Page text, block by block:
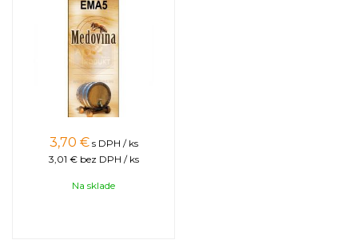
3,70 € s DPH / ks
3,01 € bez DPH / ks
Na sklade